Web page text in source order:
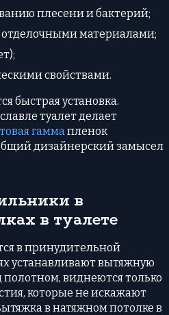
плесени и бактерий;
отделочными материалами;
свойствами.
быстрая установка.
туалет делает
гамма пленок
дизайнерский замысел
в
в туалете
в принудительной
устанавливают вытяжную
виднеются только
которые не искажают
в натяжном потолке в